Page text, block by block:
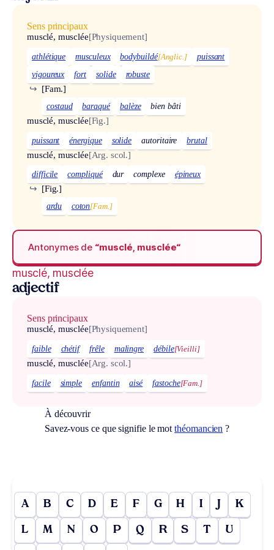
Sens principaux
musclé, musclée[Physiquement]
athlétique musculeux bodybuildé[Anglic.]
puissant
vigoureux
fort solide robuste
[Fam.]
↪
costaud baraqué balèze bien bâti
musclé, musclée[Fig.]
puissant énergique solide autoritaire brutal
musclé, musclée[Arg. scol.]
difficile compliqué dur complexe épineux
[Fig.]
↪
ardu coton[Fam.]
Antonymes de “musclé, musclée“
musclé, musclée
adjectif
Sens principaux
musclé, musclée[Physiquement]
faible chétif frêle malingre débile[Vieilli]
musclé, musclée[Arg. scol.]
facile simple enfantin aisé fastoche[Fam.]
À découvrir
Savez-vous ce que signifie le motthéomancien ?
A B C D E F G H I J K
L M N O P Q R S T U